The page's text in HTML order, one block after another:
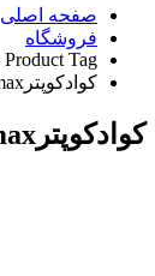
صفحه اصلی
فروشگاه
Product Tag -
کوادکوپترi6max
کوادکوپترi6max